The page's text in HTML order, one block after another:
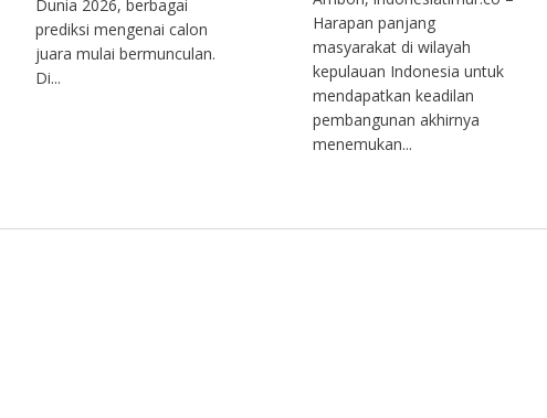
Dunia 2026, berbagai
prediksi mengenai calon
juara mulai bermunculan.
Di...
Harapan panjang
masyarakat di wilayah
kepulauan Indonesia untuk
mendapatkan keadilan
pembangunan akhirnya
menemukan...